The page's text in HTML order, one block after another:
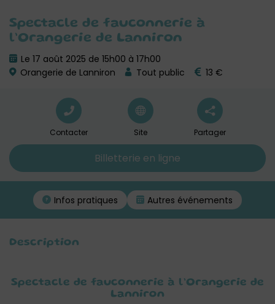
Spectacle de fauconnerie à
l’Orangerie de Lanniron
Le 17 août 2025 de 15h00 à 17h00
Orangerie de Lanniron
Tout public 13 €
Contacter Site Partager
Billetterie en ligne
Infos pratiques Autres événements
Description
Spectacle de fauconnerie à l’Orangerie de
Lanniron